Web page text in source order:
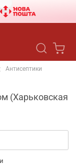
Антисептики
(Харьковская